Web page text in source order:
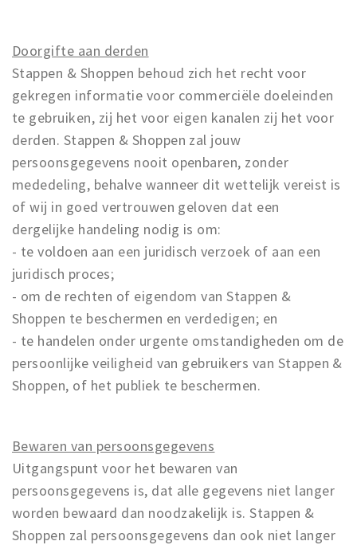
Doorgifte aan derden
Stappen & Shoppen behoud zich het recht voor
gekregen informatie voor commerciële doeleinden
te gebruiken, zij het voor eigen kanalen zij het voor
derden. Stappen & Shoppen zal jouw
persoonsgegevens nooit openbaren, zonder
mededeling, behalve wanneer dit wettelijk vereist is
of wij in goed vertrouwen geloven dat een
dergelijke handeling nodig is om:
- te voldoen aan een juridisch verzoek of aan een
juridisch proces;
- om de rechten of eigendom van Stappen &
Shoppen te beschermen en verdedigen; en
- te handelen onder urgente omstandigheden om de
persoonlijke veiligheid van gebruikers van Stappen &
Shoppen, of het publiek te beschermen.
Bewaren van persoonsgegevens
Uitgangspunt voor het bewaren van
persoonsgegevens is, dat alle gegevens niet langer
worden bewaard dan noodzakelijk is. Stappen &
Shoppen zal persoonsgegevens dan ook niet langer